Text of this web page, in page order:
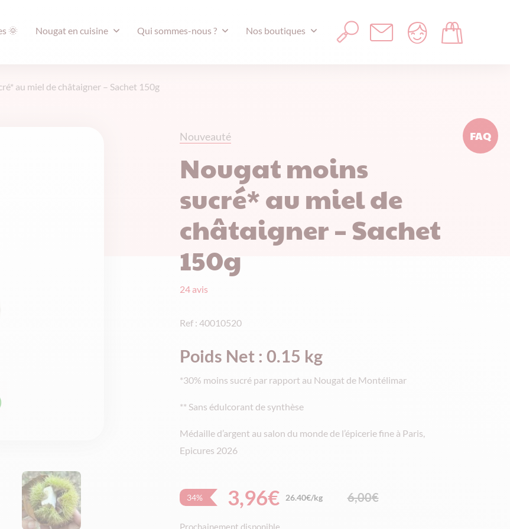
🌞 Nougat en cuisine Qui sommes-nous ? Nos boutiques
au miel de châtaigner – Sachet 150g
Nouveauté
Nougat moins
sucré* au miel de
châtaigner – Sachet
150g
24avis
Ref : 40010520
Poids Net : 0.15 kg
*30% moins sucré par rapport au Nougat de Montélimar
** Sans édulcorant de synthèse
Médaille d’argent au salon du monde de l’épicerie fine à Paris,
Epicures 2026
34% 6,00€
Le
3,96€
Le
26.40€/kg
Prochainement disponible
FAQ